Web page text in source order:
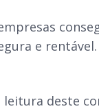
e
leitura deste